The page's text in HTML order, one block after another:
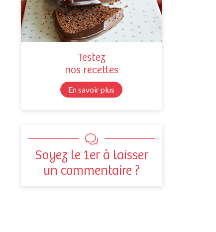
Testez
nos recettes
En savoir plus
Soyez le 1er à laisser
un commentaire ?